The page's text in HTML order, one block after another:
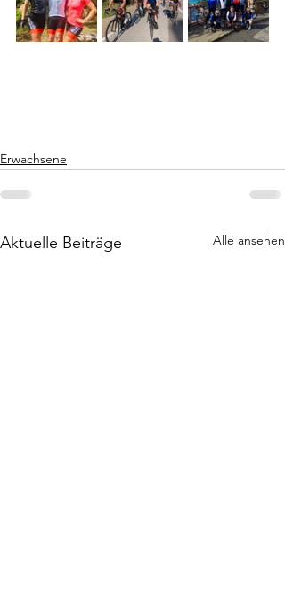
Erwachsene
Aktuelle Beiträge Alle ansehen